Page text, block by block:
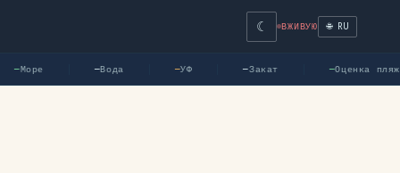
☾ ВЖИВУЮ 🌐 RU
Море Вода УФ Закат Оценка пляжа